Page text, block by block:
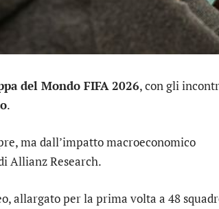
del Mondo FIFA 2026, con gli
.
ma dall’impatto macroeconomico
Allianz Research.
allargato per la prima volta a 48